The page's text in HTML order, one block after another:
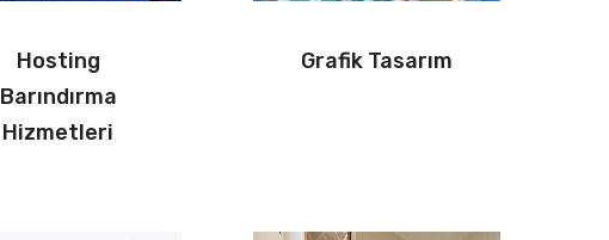
Hosting
Barındırma
Hizmetleri
Grafik Tasarım